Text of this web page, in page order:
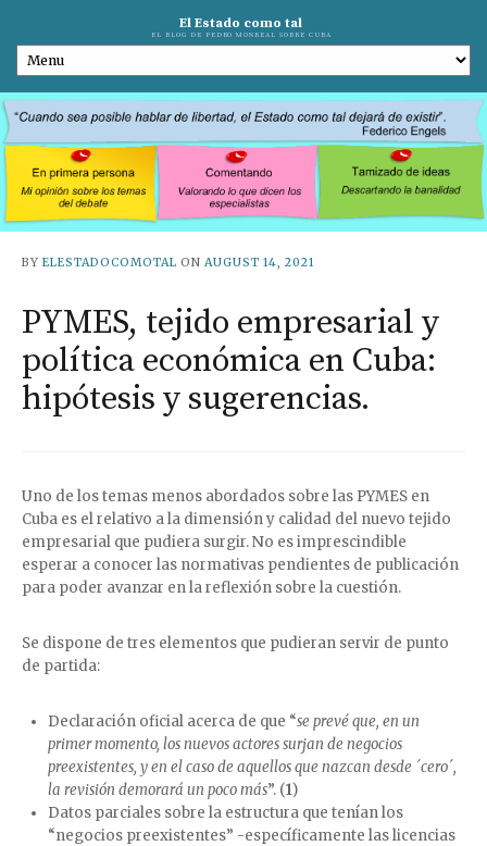
El Estado como tal
EL BLOG DE PEDRO MONREAL SOBRE CUBA
BY ELESTADOCOMOTAL ON AUGUST 14, 2021
PYMES, tejido empresarial y
política económica en Cuba:
hipótesis y sugerencias.
Uno de los temas menos abordados sobre las PYMES en
Cuba es el relativo a la dimensión y calidad del nuevo tejido
empresarial que pudiera surgir. No es imprescindible
esperar a conocer las normativas pendientes de publicación
para poder avanzar en la reflexión sobre la cuestión.
Se dispone de tres elementos que pudieran servir de punto
de partida:
Declaración oficial acerca de que “se prevé que, en un
primer momento, los nuevos actores surjan de negocios
preexistentes, y en el caso de aquellos que nazcan desde ´cero´,
la revisión demorará un poco más”. (1)
Datos parciales sobre la estructura que tenían los
“negocios preexistentes” -específicamente las licencias